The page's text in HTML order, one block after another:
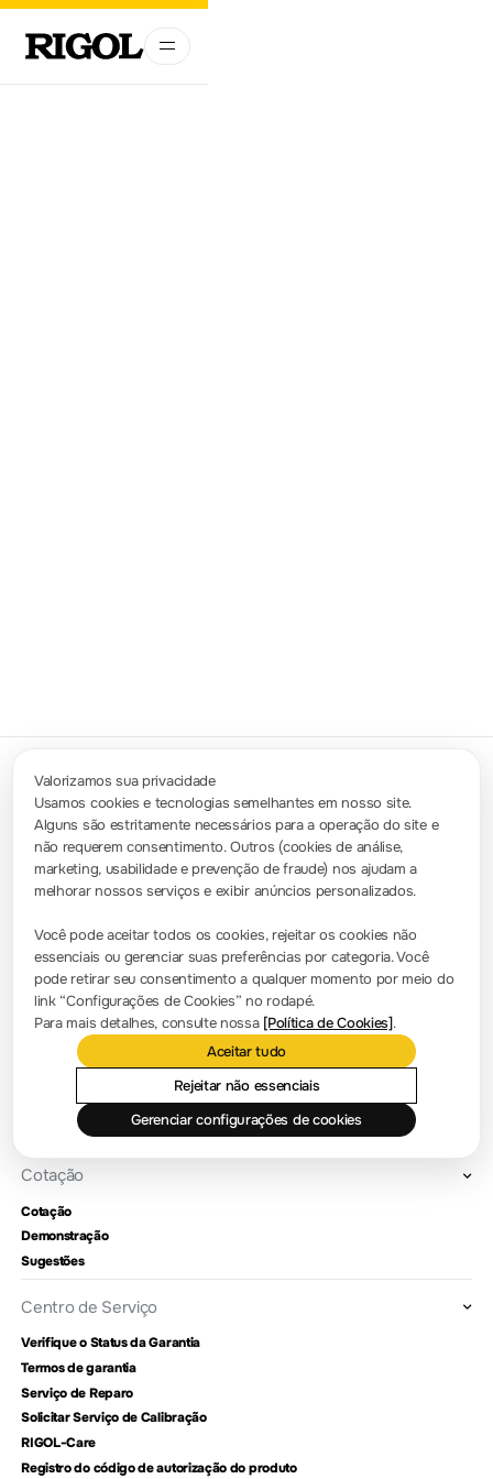
Valorizamos sua privacidade
Usamos cookies e tecnologias semelhantes em nosso site.
Alguns são estritamente necessários para a operação do site e
não requerem consentimento. Outros (cookies de análise,
marketing, usabilidade e prevenção de fraude) nos ajudam a
melhorar nossos serviços e exibir anúncios personalizados.
Você pode aceitar todos os cookies, rejeitar os cookies não
essenciais ou gerenciar suas preferências por categoria. Você
pode retirar seu consentimento a qualquer momento por meio do
link “Configurações de Cookies” no rodapé.
Para mais detalhes, consulte nossa [Política de Cookies].
Aceitar tudo
Rejeitar não essenciais
Gerenciar configurações de cookies
Contate-nos
info.br@rigol.com
service.global@rigol.com
Sala de Imprensa
Notícias da empresa
Apresentação da empresa
Localização e instalações
Consulta de revendedores
RIGOL Academy
Cotação
Cotação
Demonstração
Sugestões
Centro de Serviço
Verifique o Status da Garantia
Termos de garantia
Serviço de Reparo
Solicitar Serviço de Calibração
RIGOL-Care
Registro do código de autorização do produto